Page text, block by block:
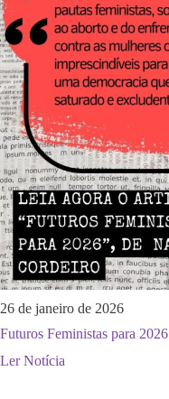
26 de janeiro de 2026
Futuros Feministas para 2026
Ler Notícia